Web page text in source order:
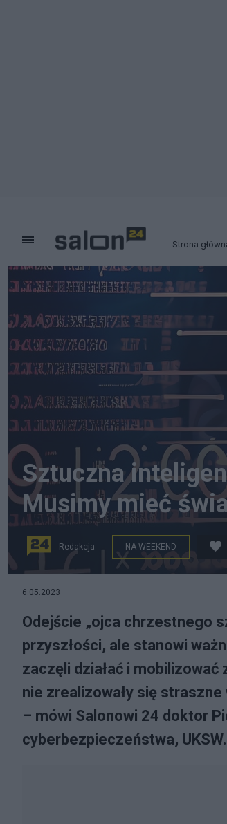
Strona
Sztuczna
Musimy mieć
Redakcja NA WEEKEND
6.05.2023
Odejście „ojca chrzestnego
przyszłości, ale stanowi
zaczęli działać i
nie zrealizowały się
– mówi Salonowi 24 doktor
cyberbezpieczeństwa, UKSW.